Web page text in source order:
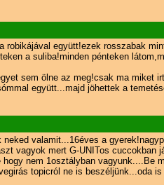
robikájával együtt!ezek rosszabak
a suliba!minden pénteken
sem ölne az meg!csak ma miket
együtt...majd jöhettek a
neked valamit...16éves a
vagyok mert G-UNITos
nem 1osztályban vagyunk....Be
topicról ne is beszéljünk...oda